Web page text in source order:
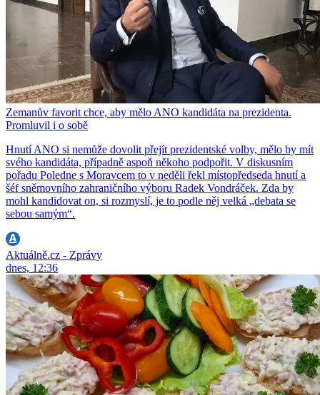
Zemanův favorit chce, aby mělo ANO kandidáta na prezidenta.
Promluvil i o sobě
Hnutí ANO si nemůže dovolit přejít prezidentské volby, mělo by mít
svého kandidáta, případně aspoň někoho podpořit. V diskusním
pořadu Poledne s Moravcem to v neděli řekl místopředseda hnutí a
šéf sněmovního zahraničního výboru Radek Vondráček. Zda by
mohl kandidovat on, si rozmyslí, je to podle něj velká „debata se
sebou samým“.
Aktuálně.cz - Zprávy
dnes, 12:36